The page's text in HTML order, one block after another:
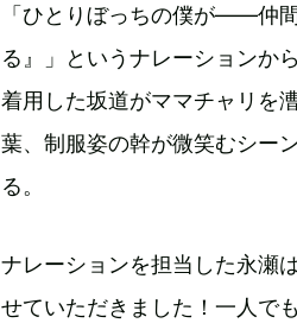
「ひとりぼっちの僕が――仲
る』」というナレーションか
着用した坂道がママチャリを
葉、制服姿の幹が微笑むシー
る。
ナレーションを担当した永瀬
せていただきました！一人で